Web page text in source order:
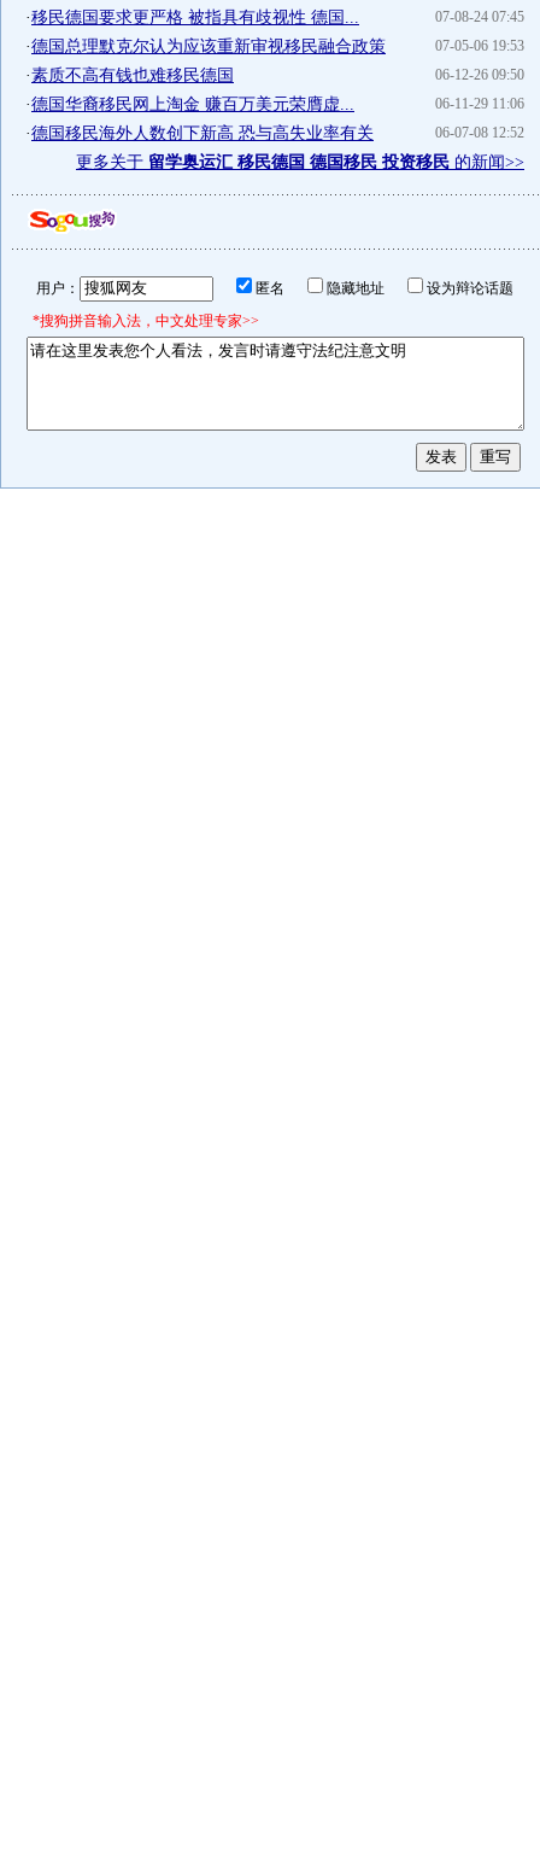
07-08-24 07:45
·移民德国要求更严格 被指具有歧视性 德国...
07-05-06 19:53
·德国总理默克尔认为应该重新审视移民融合政策
06-12-26 09:50
·素质不高有钱也难移民德国
06-11-29 11:06
·德国华裔移民网上淘金 赚百万美元荣膺虚...
06-07-08 12:52
·德国移民海外人数创下新高 恐与高失业率有关
更多关于 留学奥运汇 移民德国 德国移民 投资移民 的新闻>>
用户： 匿名 隐藏地址
设为辩论话题
*搜狗拼音输入法，中文处理专家>>